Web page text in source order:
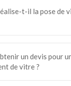
t-il la pose de
un devis pour
de vitre ?